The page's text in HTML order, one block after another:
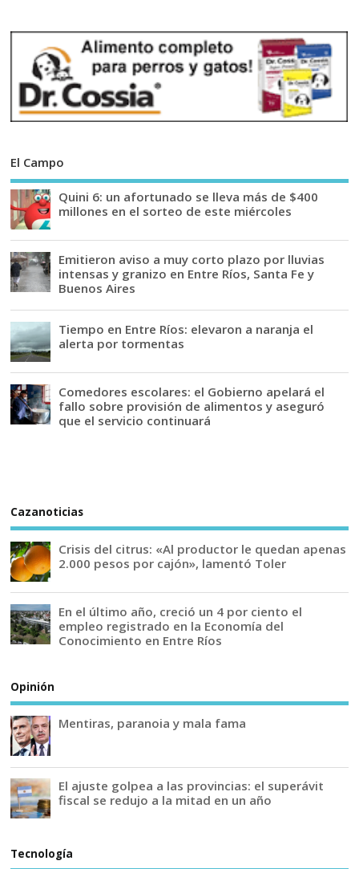
El Campo
Quini 6: un afortunado se lleva más de $400
millones en el sorteo de este miércoles
Emitieron aviso a muy corto plazo por lluvias
intensas y granizo en Entre Ríos, Santa Fe y
Buenos Aires
Tiempo en Entre Ríos: elevaron a naranja el
alerta por tormentas
Comedores escolares: el Gobierno apelará el
fallo sobre provisión de alimentos y aseguró
que el servicio continuará
Cazanoticias
Crisis del citrus: «Al productor le quedan apenas
2.000 pesos por cajón», lamentó Toler
En el último año, creció un 4 por ciento el
empleo registrado en la Economía del
Conocimiento en Entre Ríos
Opinión
Mentiras, paranoia y mala fama
El ajuste golpea a las provincias: el superávit
fiscal se redujo a la mitad en un año
Tecnología